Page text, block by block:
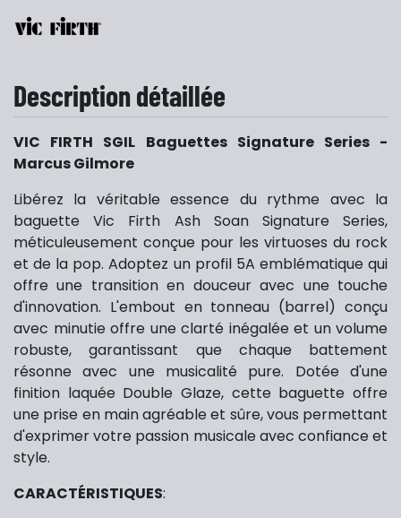
Description détaillée
VIC FIRTH SGIL Baguettes Signature Series -
Marcus Gilmore
Libérez la véritable essence du rythme avec la
baguette Vic Firth Ash Soan Signature Series,
méticuleusement conçue pour les virtuoses du rock
et de la pop. Adoptez un profil 5A emblématique qui
offre une transition en douceur avec une touche
d'innovation. L'embout en tonneau (barrel) conçu
avec minutie offre une clarté inégalée et un volume
robuste, garantissant que chaque battement
résonne avec une musicalité pure. Dotée d'une
finition laquée Double Glaze, cette baguette offre
une prise en main agréable et sûre, vous permettant
d'exprimer votre passion musicale avec confiance et
style.
CARACTÉRISTIQUES: